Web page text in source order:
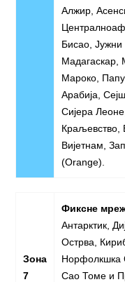
Алжир,
Бисао, Јужни
Мадагаскар,
Мароко,
Арабија,
Сијера
Краљевство,
Вијетнам,
(Orange).
Зона
7
Фиксне
Антарктик,
Острва,
Норфолкшка
Сао Томе и